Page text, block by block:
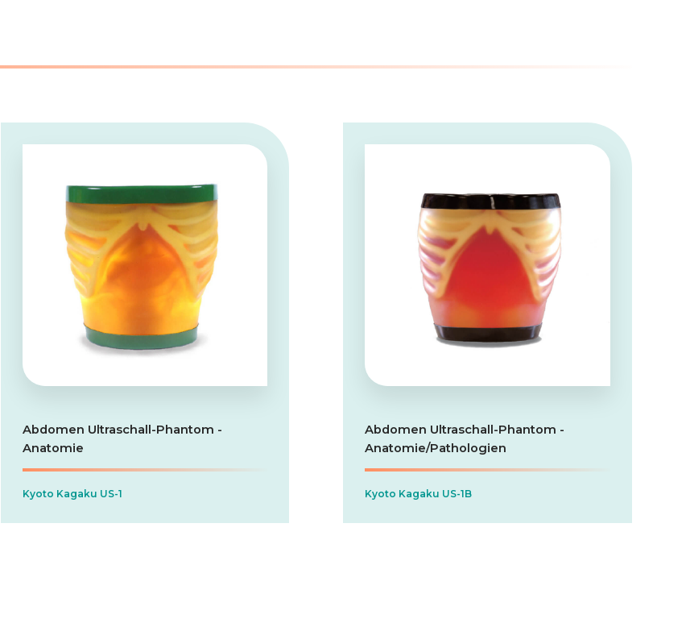
Abdomen Ultraschall-Phantom -
Anatomie
Kyoto Kagaku US-1
Abdomen Ultraschall-Phantom -
Anatomie/Pathologien
Kyoto Kagaku US-1B